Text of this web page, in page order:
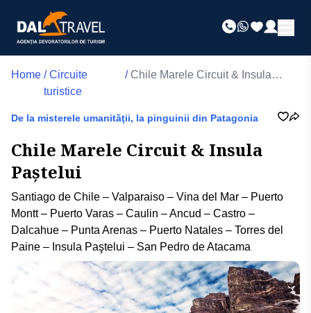
Home / Circuite
turistice
/ Chile Marele Circuit & Insula
De la misterele umanităţii, la pinguinii din Patagonia
Chile Marele Circuit & Insula
Paștelui
Santiago de Chile – Valparaiso – Vina del Mar – Puerto
Montt – Puerto Varas – Caulin – Ancud – Castro –
Dalcahue – Punta Arenas – Puerto Natales – Torres del
Paine – Insula Paştelui – San Pedro de Atacama